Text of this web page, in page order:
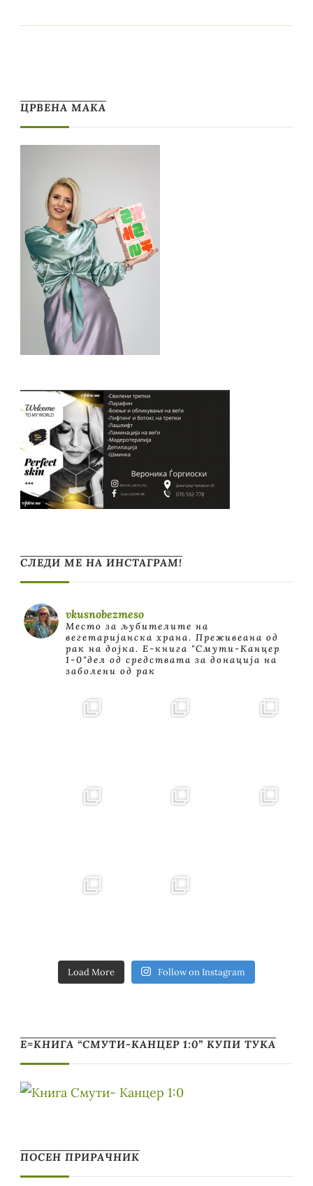
ЦРВЕНА МАКА
СЛЕДИ МЕ НА ИНСТАГРАМ!
vkusnobezmeso
Место за љубителите на
вегетаријанска храна. Преживеана од
рак на дојка. E-книга "Смути-Канцер
1-0"дел од средствата за донација на
заболени од рак
Load More Follow on Instagram
Е=КНИГА “СМУТИ-КАНЦЕР 1:0” КУПИ ТУКА
ПОСЕН ПРИРАЧНИК